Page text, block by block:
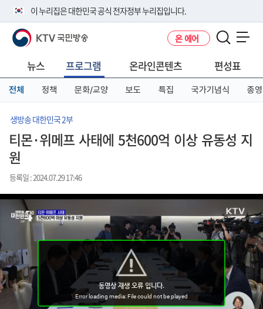
이 누리집은 대한민국 공식 전자정부 누리집입니다.
공식 누리집 주소 확인하기
니다.
이밖에 or.kr 또는 .kr등 다른 도메인 주소를 사용하고 있다면 아래 URL에
서 도메인 주소를 확인해 보세요
KTV 국민방송 온 에어
뉴스 프로그램 온라인콘텐츠 편성표
전체 정책 문화/교양 보도 특집 국가기념식 종영
생방송 대한민국 2부
티몬·위메프 사태에 5천600억 이상 유동성 지
원
등록일 : 2024.07.29 17:46